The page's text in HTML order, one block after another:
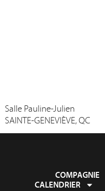
Salle Pauline-Julien
SAINTE-GENEVIÈVE, QC
COMPAGNIE
CALENDRIER